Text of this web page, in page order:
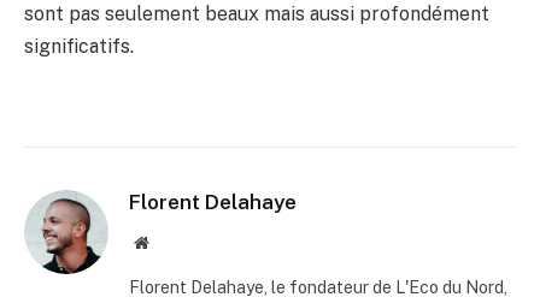
sont pas seulement beaux mais aussi profondément
significatifs.
Florent Delahaye
Site
Florent Delahaye, le fondateur de L'Eco du Nord,